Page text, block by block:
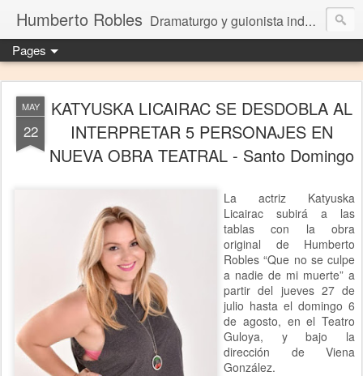
Humberto Robles Dramaturgo y guionista independiente
Pages
MAY
22
KATYUSKA LICAIRAC SE DESDOBLA AL
INTERPRETAR 5 PERSONAJES EN
NUEVA OBRA TEATRAL - Santo Domingo
La actriz Katyuska
Licairac subirá a las
tablas con la obra
original de Humberto
Robles “Que no se culpe
a nadie de mi muerte” a
partir del jueves 27 de
julio hasta el domingo 6
de agosto, en el Teatro
Guloya, y bajo la
dirección de Viena
González.